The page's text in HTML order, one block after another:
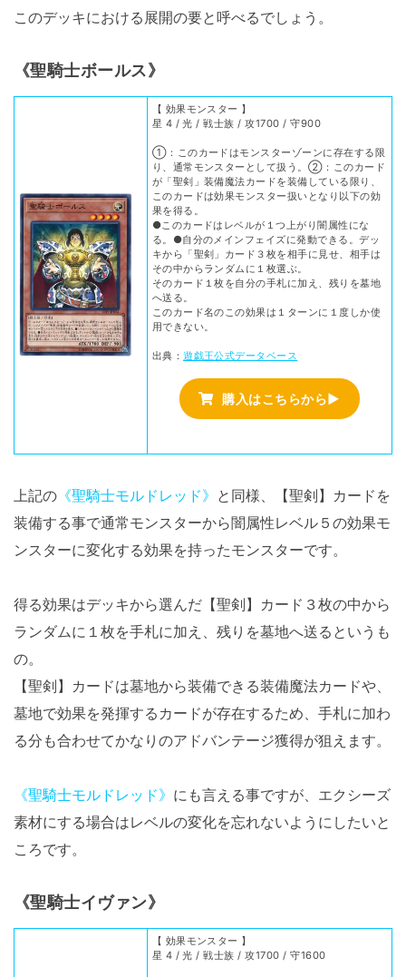
このデッキにおける展開の要と呼べるでしょう。
《聖騎士ボールス》
【 効果モンスター 】
星 4 / 光 / 戦士族 / 攻1700 / 守900
①：このカードはモンスターゾーンに存在する限
り、通常モンスターとして扱う。②：このカード
が「聖剣」装備魔法カードを装備している限り、
このカードは効果モンスター扱いとなり以下の効
果を得る。
●このカードはレベルが１つ上がり闇属性にな
る。●自分のメインフェイズに発動できる。デッ
キから「聖剣」カード３枚を相手に見せ、相手は
その中からランダムに１枚選ぶ。
そのカード１枚を自分の手札に加え、残りを墓地
へ送る。
このカード名のこの効果は１ターンに１度しか使
用できない。
出典：遊戯王公式データベース
購入はこちらから▶
上記の 《聖騎士モルドレッド》 と同様、【聖剣】カードを
装備する事で通常モンスターから闇属性レベル５の効果モ
ンスターに変化する効果を持ったモンスターです。
得る効果はデッキから選んだ【聖剣】カード３枚の中から
ランダムに１枚を手札に加え、残りを墓地へ送るというも
の。
【聖剣】カードは墓地から装備できる装備魔法カードや、
墓地で効果を発揮するカードが存在するため、手札に加わ
る分も合わせてかなりのアドバンテージ獲得が狙えます。
《聖騎士モルドレッド》 にも言える事ですが、エクシーズ
素材にする場合はレベルの変化を忘れないようにしたいと
ころです。
《聖騎士イヴァン》
【 効果モンスター 】
星 4 / 光 / 戦士族 / 攻1700 / 守1600